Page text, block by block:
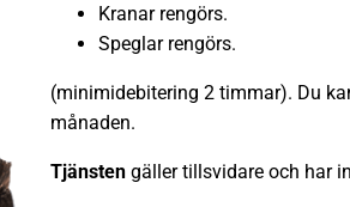
Kranar rengörs.
Speglar rengörs.
(minimidebitering 2 timmar). Du
månaden.
Tjänstengäller tillsvidare och har